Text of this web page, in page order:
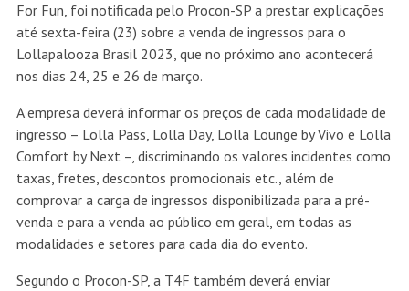
For Fun, foi notificada pelo Procon-SP a prestar explicações
até sexta-feira (23) sobre a venda de ingressos para o
Lollapalooza Brasil 2023, que no próximo ano acontecerá
nos dias 24, 25 e 26 de março.
A empresa deverá informar os preços de cada modalidade de
ingresso – Lolla Pass, Lolla Day, Lolla Lounge by Vivo e Lolla
Comfort by Next –, discriminando os valores incidentes como
taxas, fretes, descontos promocionais etc., além de
comprovar a carga de ingressos disponibilizada para a pré-
venda e para a venda ao público em geral, em todas as
modalidades e setores para cada dia do evento.
Segundo o Procon-SP, a T4F também deverá enviar